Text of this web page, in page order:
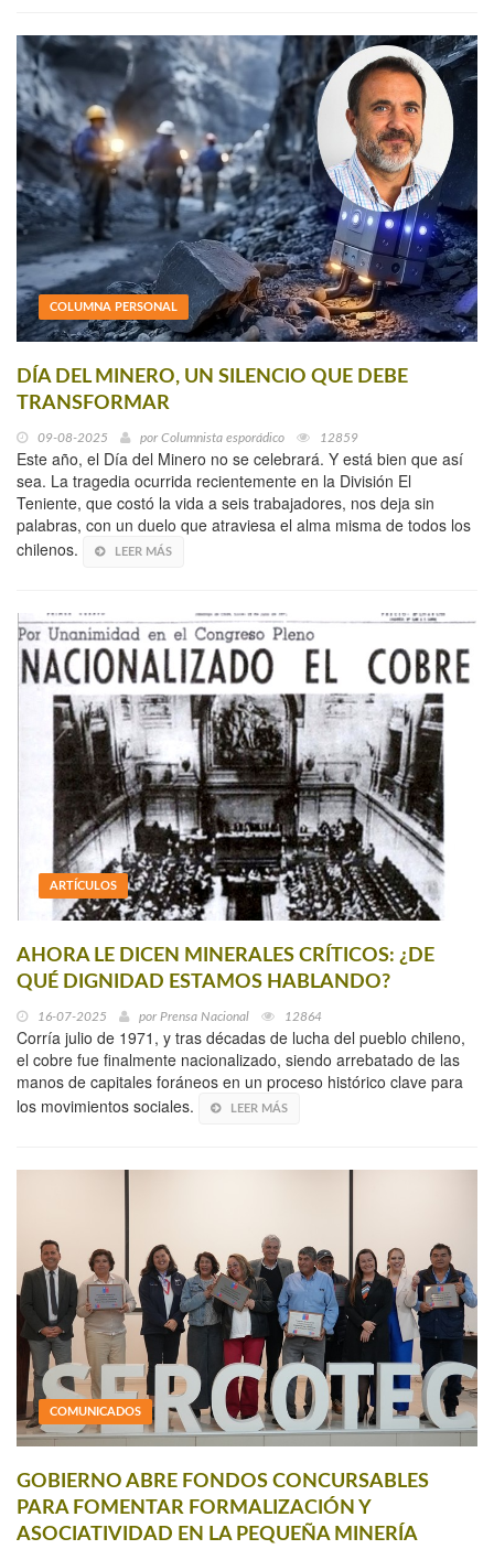
COLUMNA PERSONAL
DÍA DEL MINERO, UN SILENCIO QUE DEBE
TRANSFORMAR
09-08-2025 por Columnista esporádico 12859
Este año, el Día del Minero no se celebrará. Y está bien que así
sea. La tragedia ocurrida recientemente en la División El
Teniente, que costó la vida a seis trabajadores, nos deja sin
palabras, con un duelo que atraviesa el alma misma de todos los
chilenos.
LEER MÁS
ARTÍCULOS
AHORA LE DICEN MINERALES CRÍTICOS: ¿DE
QUÉ DIGNIDAD ESTAMOS HABLANDO?
16-07-2025 por Prensa Nacional 12864
Corría julio de 1971, y tras décadas de lucha del pueblo chileno,
el cobre fue finalmente nacionalizado, siendo arrebatado de las
manos de capitales foráneos en un proceso histórico clave para
los movimientos sociales.
LEER MÁS
COMUNICADOS
GOBIERNO ABRE FONDOS CONCURSABLES
PARA FOMENTAR FORMALIZACIÓN Y
ASOCIATIVIDAD EN LA PEQUEÑA MINERÍA